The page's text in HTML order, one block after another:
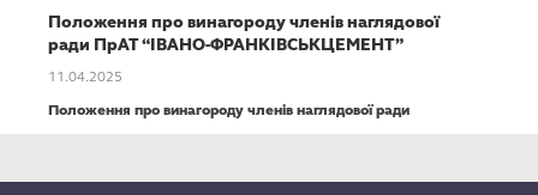
ІНФОРМАЦІЯ ДЛЯ АКЦІОНЕРІВ ТА СТЕЙКХОЛДЕРІВ
КОНТАКТИ
Положення про винагороду членів наглядової
ради ПрАТ “ІВАНО-ФРАНКІВСЬКЦЕМЕНТ”
11.04.2025
Положення про винагороду членів наглядової ради